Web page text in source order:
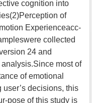
cognition into
of
Experienceacc-
collected
24 and
most of
of emotional
decisions, this
pose of this study is